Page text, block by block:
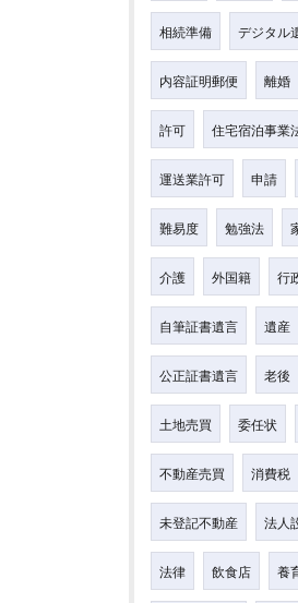
相続準備 デジタル
内容証明郵便 離婚
許可 住宅宿泊事業
運送業許可 申請
難易度 勉強法
介護 外国籍 行
自筆証書遺言 遺産
公正証書遺言 老後
土地売買 委任状
不動産売買 消費税
未登記不動産 法人
法律 飲食店 養